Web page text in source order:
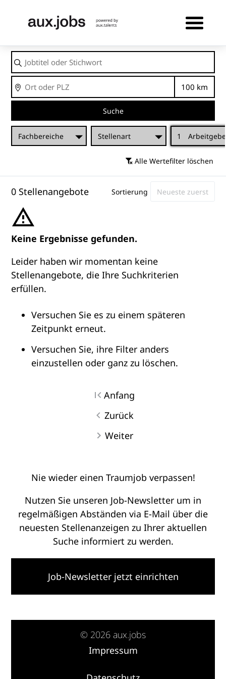
Jobtitel
oder
Stichwort
Ort
Suche
Fachbereiche Stellenart 1
Alle Wertefilter löschen
0 Stellenangebote Sortierung
Keine Ergebnisse gefunden.
Leider haben wir momentan keine
Stellenangebote, die Ihre Suchkriterien
erfüllen.
Versuchen Sie es zu einem späteren
Zeitpunkt erneut.
Versuchen Sie, ihre Filter anders
einzustellen oder ganz zu löschen.
Anfang
Zurück
Weiter
Nie wieder einen Traumjob verpassen!
Nutzen Sie unseren Job-Newsletter um in
regelmäßigen Abständen via E-Mail über die
neuesten Stellenanzeigen zu Ihrer aktuellen
Suche informiert zu werden.
Job-Newsletter jetzt einrichten
© 2026 aux.jobs
Impressum